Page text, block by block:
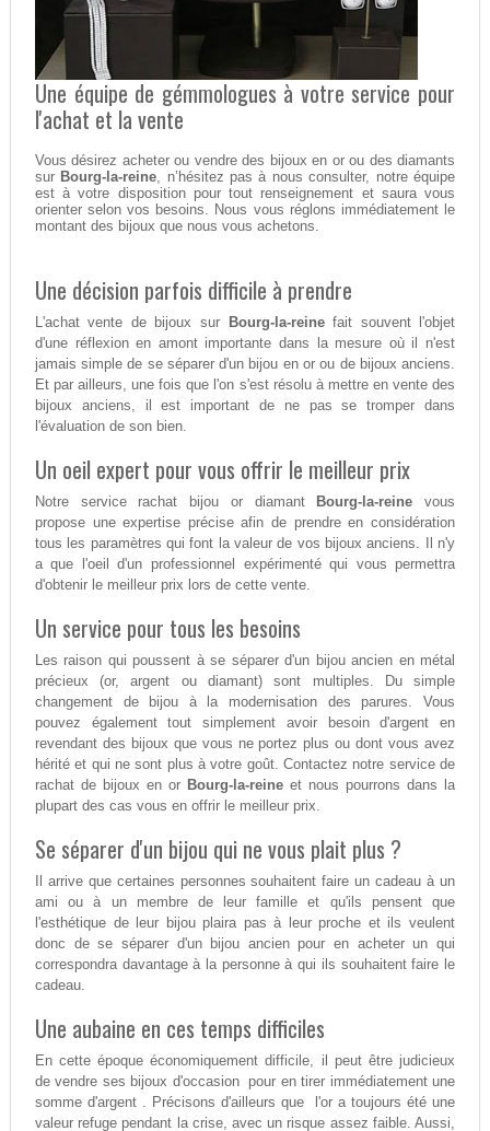
Une équipe de gémmologues à votre service pour
l'achat et la vente
Vous désirez acheter ou vendre des bijoux en or ou des diamants
sur Bourg-la-reine, n’hésitez pas à nous consulter, notre équipe
est à votre disposition pour tout renseignement et saura vous
orienter selon vos besoins. Nous vous réglons immédiatement le
montant des bijoux que nous vous achetons.
Une décision parfois difficile à prendre
L'achat vente de bijoux sur Bourg-la-reinefait souvent l'objet
d'une réflexion en amont importante dans la mesure où il n'est
jamais simple de se séparer d'un bijou en or ou de bijoux anciens.
Et par ailleurs, une fois que l'on s'est résolu à mettre en vente des
bijoux anciens, il est important de ne pas se tromper dans
l'évaluation de son bien.
Un oeil expert pour vous offrir le meilleur prix
Notre service rachat bijou or diamant Bourg-la-reine vous
propose une expertise précise afin de prendre en considération
tous les paramètres qui font la valeur de vos bijoux anciens. Il n'y
a que l'oeil d'un professionnel expérimenté qui vous permettra
d'obtenir le meilleur prix lors de cette vente.
Un service pour tous les besoins
Les raison qui poussent à se séparer d'un bijou ancien en métal
précieux (or, argent ou diamant) sont multiples. Du simple
changement de bijou à la modernisation des parures. Vous
pouvez également tout simplement avoir besoin d'argent en
revendant des bijoux que vous ne portez plus ou dont vous avez
hérité et qui ne sont plus à votre goût. Contactez notre service de
rachat de bijoux en or Bourg-la-reine et nous pourrons dans la
plupart des cas vous en offrir le meilleur prix.
Se séparer d'un bijou qui ne vous plait plus ?
Il arrive que certaines personnes souhaitent faire un cadeau à un
ami ou à un membre de leur famille et qu'ils pensent que
l'esthétique de leur bijou plaira pas à leur proche et ils veulent
donc de se séparer d'un bijou ancien pour en acheter un qui
correspondra davantage à la personne à qui ils souhaitent faire le
cadeau.
Une aubaine en ces temps difficiles
En cette époque économiquement difficile, il peut être judicieux
de vendre ses bijoux d'occasion pour en tirer immédiatement une
somme d'argent . Précisons d'ailleurs que l'or a toujours été une
valeur refuge pendant la crise, avec un risque assez faible. Aussi,